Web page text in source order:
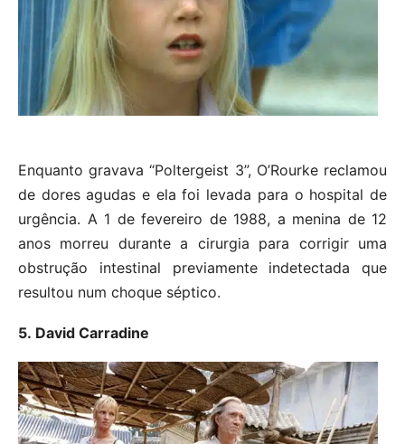
Enquanto gravava “Poltergeist 3”, O’Rourke reclamou
de dores agudas e ela foi levada para o hospital de
urgência. A 1 de fevereiro de 1988, a menina de 12
anos morreu durante a cirurgia para corrigir uma
obstrução intestinal previamente indetectada que
resultou num choque séptico.
5. David Carradine